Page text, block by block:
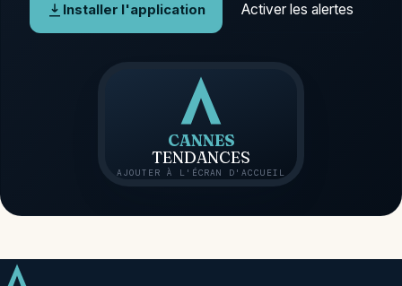
Installer l'application Activer les alertes
CANNES
TENDANCES
AJOUTER À L'ÉCRAN D'ACCUEIL